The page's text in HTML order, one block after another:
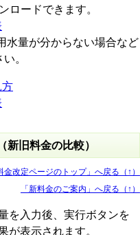
ロードできます。
量が分からない場合など
。
方
新旧料金の比較）
金改定ページのトップ」へ戻る（↑）
「新料金のご案内」へ戻る（↑）
を入力後、実行ボタンを
が表示されます。